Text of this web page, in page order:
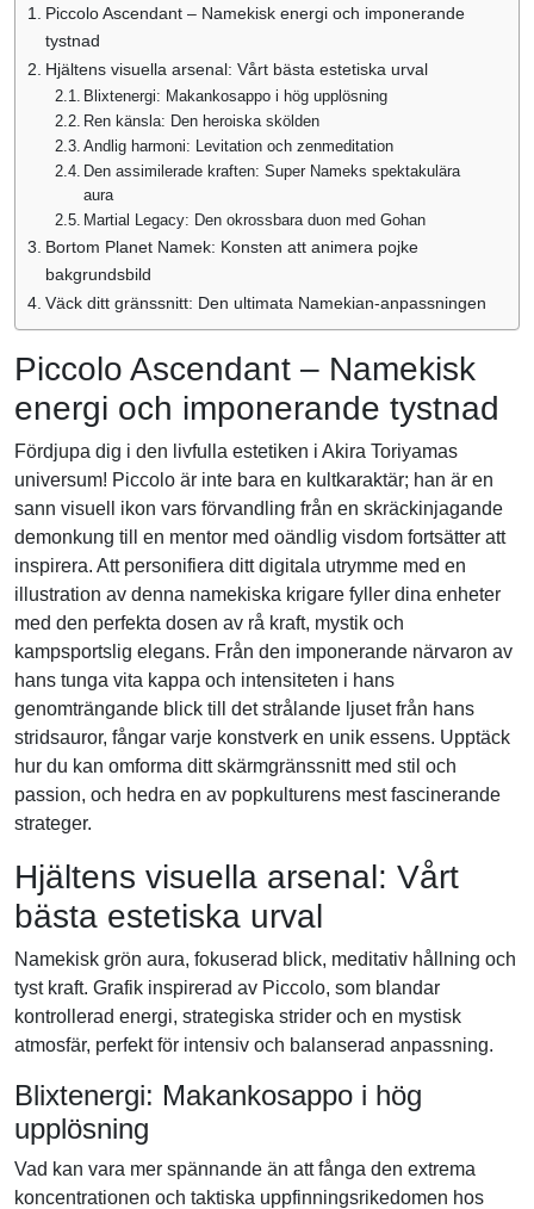
Piccolo Ascendant – Namekisk energi och imponerande
tystnad
Hjältens visuella arsenal: Vårt bästa estetiska urval
Blixtenergi: Makankosappo i hög upplösning
Ren känsla: Den heroiska skölden
Andlig harmoni: Levitation och zenmeditation
Den assimilerade kraften: Super Nameks spektakulära
aura
Martial Legacy: Den okrossbara duon med Gohan
Bortom Planet Namek: Konsten att animera pojke
bakgrundsbild
Väck ditt gränssnitt: Den ultimata Namekian-anpassningen
Piccolo Ascendant – Namekisk
energi och imponerande tystnad
Fördjupa dig i den livfulla estetiken i Akira Toriyamas
universum! Piccolo är inte bara en kultkaraktär; han är en
sann visuell ikon vars förvandling från en skräckinjagande
demonkung till en mentor med oändlig visdom fortsätter att
inspirera. Att personifiera ditt digitala utrymme med en
illustration av denna namekiska krigare fyller dina enheter
med den perfekta dosen av rå kraft, mystik och
kampsportslig elegans. Från den imponerande närvaron av
hans tunga vita kappa och intensiteten i hans
genomträngande blick till det strålande ljuset från hans
stridsauror, fångar varje konstverk en unik essens. Upptäck
hur du kan omforma ditt skärmgränssnitt med stil och
passion, och hedra en av popkulturens mest fascinerande
strateger.
Hjältens visuella arsenal: Vårt
bästa estetiska urval
Namekisk grön aura, fokuserad blick, meditativ hållning och
tyst kraft. Grafik inspirerad av Piccolo, som blandar
kontrollerad energi, strategiska strider och en mystisk
atmosfär, perfekt för intensiv och balanserad anpassning.
Blixtenergi: Makankosappo i hög
upplösning
Vad kan vara mer spännande än att fånga den extrema
koncentrationen och taktiska uppfinningsrikedomen hos